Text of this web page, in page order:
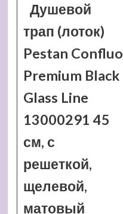
Душевой
трап (лоток)
Pestan Confluo
Premium Black
Glass Line
13000291 45
см, с
решеткой,
щелевой,
матовый